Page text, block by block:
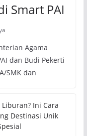
Smart PAI
Agama
dan Budi Pekerti
SMK dan
Ini Cara
Destinasi Unik